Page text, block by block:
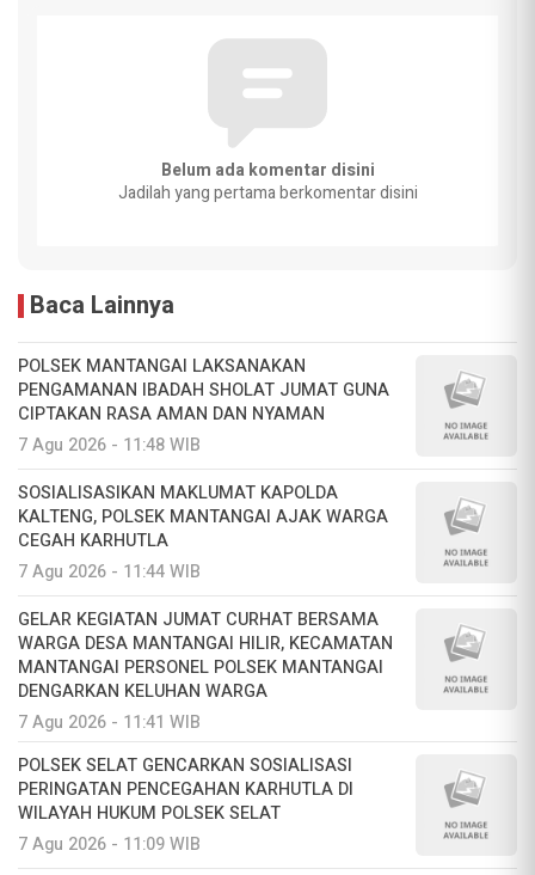
Belum ada komentar disini
Jadilah yang pertama berkomentar disini
Baca Lainnya
POLSEK MANTANGAI LAKSANAKAN
PENGAMANAN IBADAH SHOLAT JUMAT GUNA
CIPTAKAN RASA AMAN DAN NYAMAN
7 Agu 2026 - 11:48 WIB
SOSIALISASIKAN MAKLUMAT KAPOLDA
KALTENG, POLSEK MANTANGAI AJAK WARGA
CEGAH KARHUTLA
7 Agu 2026 - 11:44 WIB
GELAR KEGIATAN JUMAT CURHAT BERSAMA
WARGA DESA MANTANGAI HILIR, KECAMATAN
MANTANGAI PERSONEL POLSEK MANTANGAI
DENGARKAN KELUHAN WARGA
7 Agu 2026 - 11:41 WIB
POLSEK SELAT GENCARKAN SOSIALISASI
PERINGATAN PENCEGAHAN KARHUTLA DI
WILAYAH HUKUM POLSEK SELAT
7 Agu 2026 - 11:09 WIB